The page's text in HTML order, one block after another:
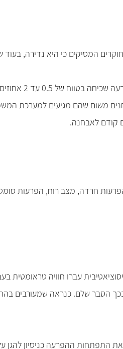
המסיקים כי היא נדירה,
חרדה, מצב רוח, הפרעות
עברו חוויה טראומטית
הסבר שלם. כנראה שמעורבים
את התפתחות ההפרעה כניסיון